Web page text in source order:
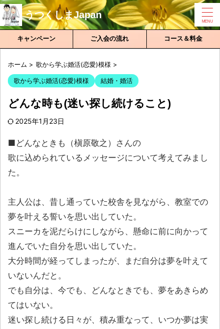
うつくしまJapan
キャンペーン ご入会の流れ コース＆料金
ホーム > 歌から学ぶ婚活(恋愛)模様 >
歌から学ぶ婚活(恋愛)模様 結婚・婚活
どんな時も(迷い探し続けること)
2025年1月23日
■どんなときも（槇原敬之）さんの
歌に込められているメッセージについて考えてみまし
た。
主人公は、昔し通っていた校舎を見ながら、教室での
夢を叶える誓いを思い出していた。
スニーカを泥だらけにしながら、懸命に前に向かって
進んでいた自分を思い出していた。
大分時間が経ってしまったが、まだ自分は夢を叶えて
いないんだと。
でも自分は、今でも、どんなときでも、夢をあきらめ
てはいない。
迷い探し続ける日々が、積み重なって、いつか夢は実